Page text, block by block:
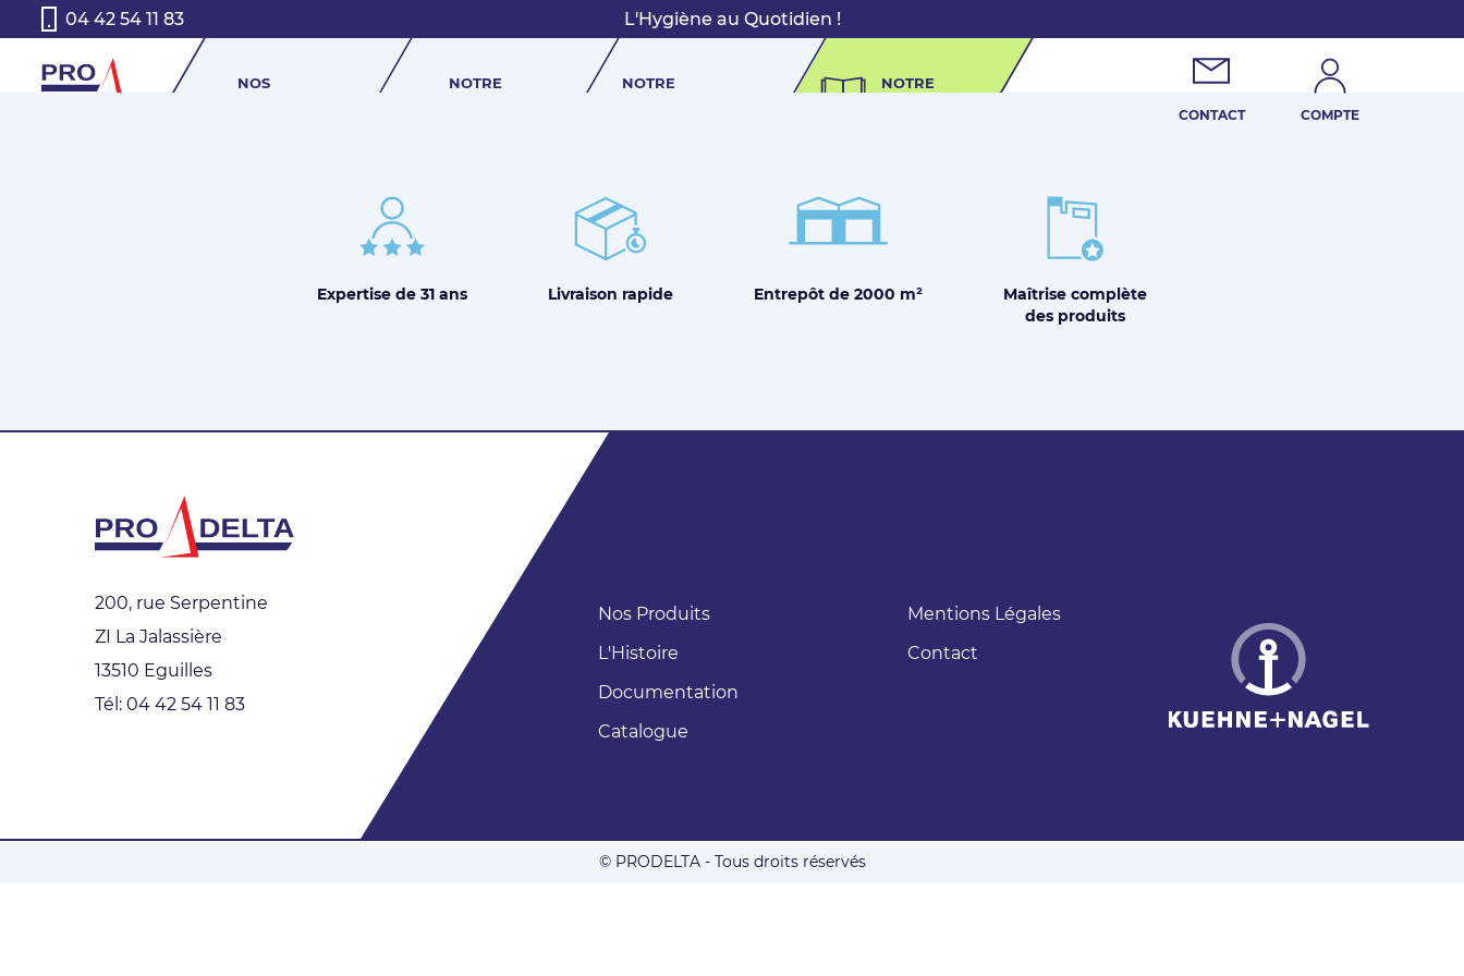
04 42 54 11 83 L'Hygiène au Quotidien !
NOS
NOTRE
NOTRE
NOTRE
Pas encore Membre ?
CONTACT COMPTE
Expertise de 31 ans Livraison rapide Entrepôt de 2000 m² Maîtrise complète
des produits
200, rue Serpentine
ZI La Jalassière
13510 Eguilles
Tél: 04 42 54 11 83
Nos Produits
L'Histoire
Documentation
Catalogue
Mentions Légales
Contact
© PRODELTA - Tous droits réservés